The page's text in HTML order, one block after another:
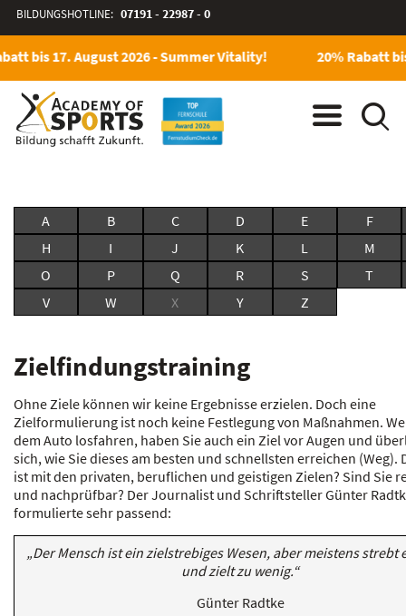
BILDUNGSHOTLINE: 07191 - 22987 - 0
bis 17. August 2026 - Summer Vitality! 20% Rabatt
A B C D E
F
H
I J K L
M
O
P Q R S
T
V
W X Y Z
Zielfindungstraining
Ohne Ziele können wir keine Ergebnisse erzielen. Doch eine
Zielformulierung ist noch keine Festlegung von Maßnahmen.
dem Auto losfahren, haben Sie auch ein Ziel vor Augen und
sich, wie Sie dieses am besten und schnellsten erreichen (Weg).
ist mit den privaten, beruflichen und geistigen Zielen? Sind Sie
und nachprüfbar? Der Journalist und Schriftsteller Günter
formulierte sehr passend:
„Der Mensch ist ein zielstrebiges Wesen, aber meistens strebt
und zielt zu wenig.“
Günter Radtke